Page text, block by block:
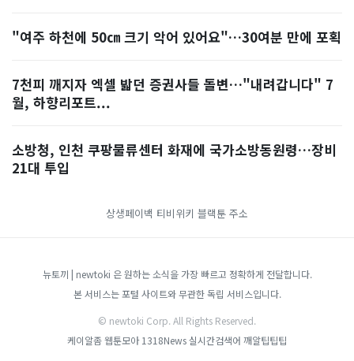
"여주 하천에 50㎝ 크기 악어 있어요"…30여분 만에 포획
7천피 깨지자 엑셀 밟던 증권사들 돌변…"내려갑니다" 7
월, 하향리포트...
소방청, 인천 쿠팡물류센터 화재에 국가소방동원령…장비
21대 투입
상생페이백 티비위키 블랙툰 주소
뉴토끼 | newtoki 은 원하는 소식을 가장 빠르고 정확하게 전달합니다.
본 서비스는 포털 사이트와 무관한 독립 서비스입니다.
© newtoki Corp. All Rights Reserved.
케이알좀웹툰모아 1318News실시간검색어 깨알팁팁팁